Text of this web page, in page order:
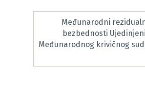
Međunarodni
bezbednosti
Međunarodnog krivičnog